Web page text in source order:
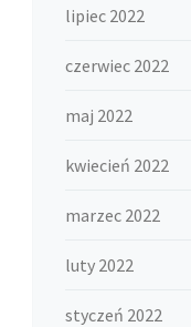
lipiec 2022
czerwiec 2022
maj 2022
kwiecień 2022
marzec 2022
luty 2022
styczeń 2022